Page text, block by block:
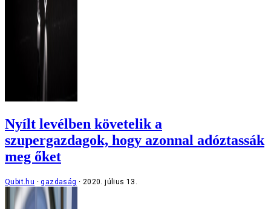
Nyílt levélben követelik a
szupergazdagok, hogy azonnal adóztassák
meg őket
Qubit.hu gazdaság 2020. július 13.